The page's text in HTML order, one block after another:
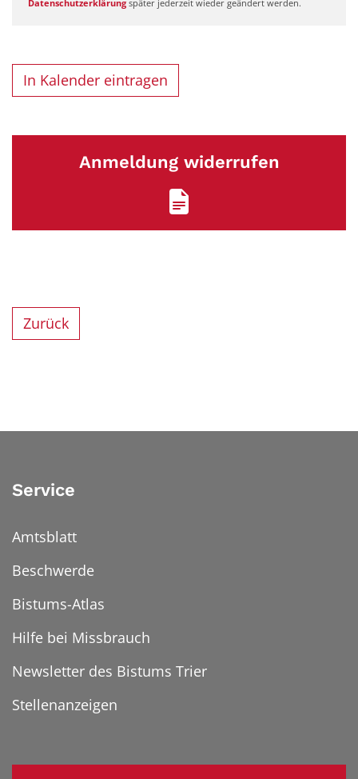
Datenschutzerklärung später jederzeit wieder geändert werden.
In Kalender eintragen
Anmeldung widerrufen
Zurück
Service
Amtsblatt
Beschwerde
Bistums-Atlas
Hilfe bei Missbrauch
Newsletter des Bistums Trier
Stellenanzeigen